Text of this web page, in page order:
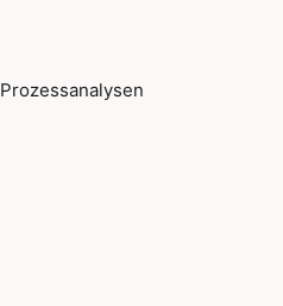
Prozessanalysen